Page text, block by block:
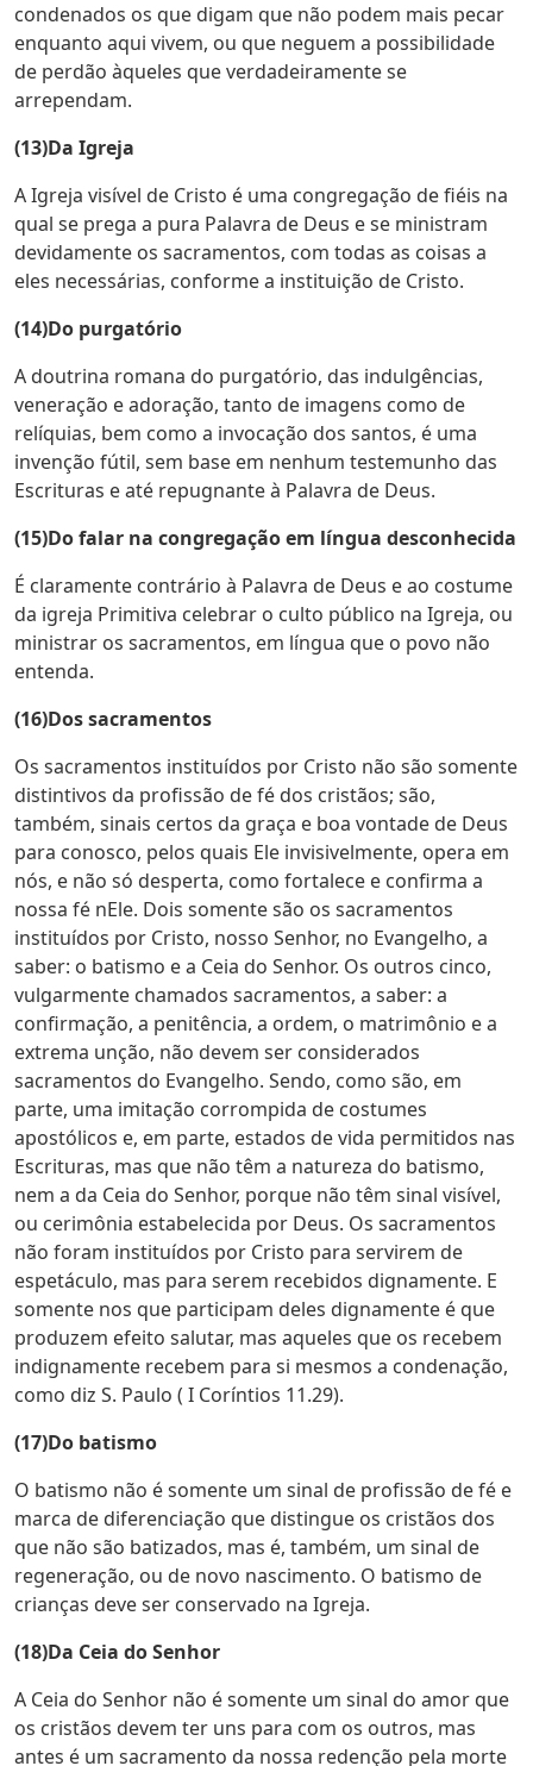
condenados os que digam que não podem mais pecar
enquanto aqui vivem, ou que neguem a possibilidade
de perdão àqueles que verdadeiramente se
arrependam.
(13)Da Igreja
A Igreja visível de Cristo é uma congregação de fiéis na
qual se prega a pura Palavra de Deus e se ministram
devidamente os sacramentos, com todas as coisas a
eles necessárias, conforme a instituição de Cristo.
(14)Do purgatório
A doutrina romana do purgatório, das indulgências,
veneração e adoração, tanto de imagens como de
relíquias, bem como a invocação dos santos, é uma
invenção fútil, sem base em nenhum testemunho das
Escrituras e até repugnante à Palavra de Deus.
(15)Do falar na congregação em língua desconhecida
É claramente contrário à Palavra de Deus e ao costume
da igreja Primitiva celebrar o culto público na Igreja, ou
ministrar os sacramentos, em língua que o povo não
entenda.
(16)Dos sacramentos
Os sacramentos instituídos por Cristo não são somente
distintivos da profissão de fé dos cristãos; são,
também, sinais certos da graça e boa vontade de Deus
para conosco, pelos quais Ele invisivelmente, opera em
nós, e não só desperta, como fortalece e confirma a
nossa fé nEle. Dois somente são os sacramentos
instituídos por Cristo, nosso Senhor, no Evangelho, a
saber: o batismo e a Ceia do Senhor. Os outros cinco,
vulgarmente chamados sacramentos, a saber: a
confirmação, a penitência, a ordem, o matrimônio e a
extrema unção, não devem ser considerados
sacramentos do Evangelho. Sendo, como são, em
parte, uma imitação corrompida de costumes
apostólicos e, em parte, estados de vida permitidos nas
Escrituras, mas que não têm a natureza do batismo,
nem a da Ceia do Senhor, porque não têm sinal visível,
ou cerimônia estabelecida por Deus. Os sacramentos
não foram instituídos por Cristo para servirem de
espetáculo, mas para serem recebidos dignamente. E
somente nos que participam deles dignamente é que
produzem efeito salutar, mas aqueles que os recebem
indignamente recebem para si mesmos a condenação,
como diz S. Paulo ( I Coríntios 11.29).
(17)Do batismo
O batismo não é somente um sinal de profissão de fé e
marca de diferenciação que distingue os cristãos dos
que não são batizados, mas é, também, um sinal de
regeneração, ou de novo nascimento. O batismo de
crianças deve ser conservado na Igreja.
(18)Da Ceia do Senhor
A Ceia do Senhor não é somente um sinal do amor que
os cristãos devem ter uns para com os outros, mas
antes é um sacramento da nossa redenção pela morte